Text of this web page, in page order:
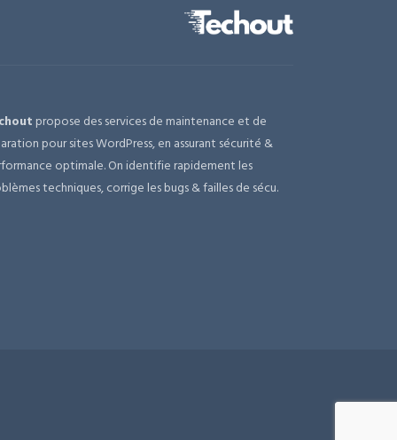
propose des services de maintenance et de
pour sites WordPress, en assurant sécurité &
optimale. On identifie rapidement les
techniques, corrige les bugs & failles de sécu.